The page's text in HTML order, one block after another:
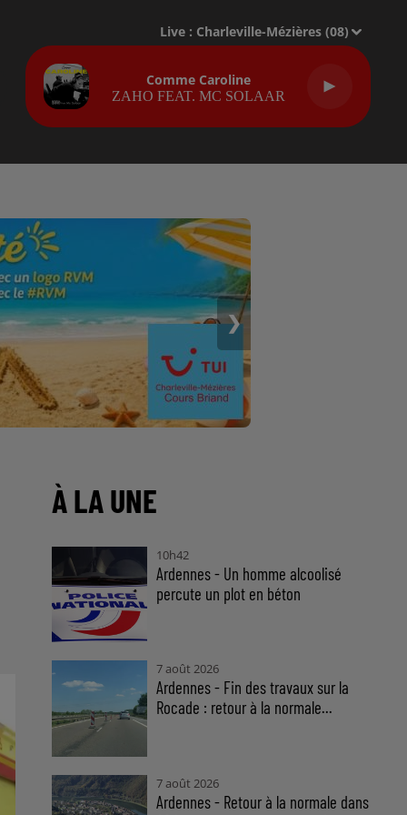
Live : Charleville-Mézières (08)
Comme Caroline
ZAHO FEAT. MC SOLAAR
❯
À LA UNE
10h42
Ardennes - Un homme alcoolisé
percute un plot en béton
7 août 2026
Ardennes - Fin des travaux sur la
Rocade : retour à la normale...
7 août 2026
Ardennes - Retour à la normale dans